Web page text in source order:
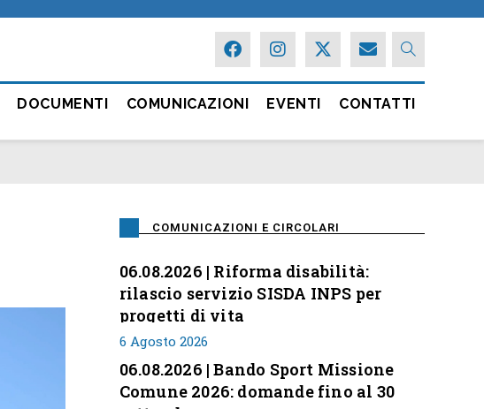
DOCUMENTI COMUNICAZIONI EVENTI CONTATTI
COMUNICAZIONI E CIRCOLARI
06.08.2026 | Riforma disabilità:
rilascio servizio SISDA INPS per
progetti di vita
6 Agosto 2026
06.08.2026 | Bando Sport Missione
Comune 2026: domande fino al 30